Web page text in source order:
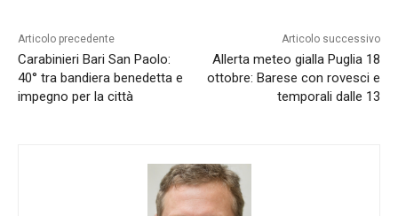
Articolo precedente
Carabinieri Bari San Paolo:
40° tra bandiera benedetta e
impegno per la città
Articolo successivo
Allerta meteo gialla Puglia 18
ottobre: Barese con rovesci e
temporali dalle 13